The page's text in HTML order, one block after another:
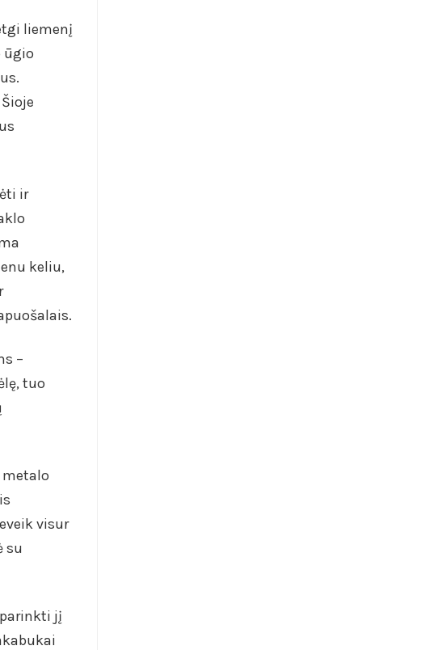
liemenį
ūgio
ir
keliu,
–
tuo
visur
su
jį